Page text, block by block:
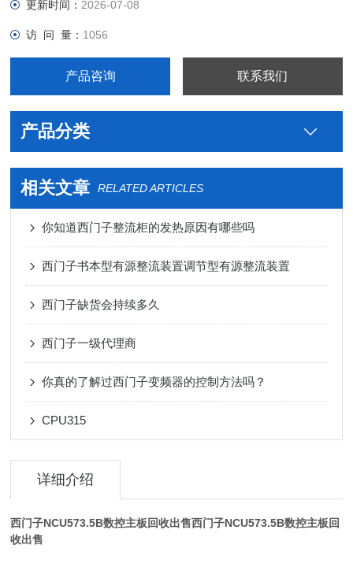
更新时间： 2026-07-08
访 问 量： 1056
产品咨询 联系我们
产品分类
相关文章 RELATED ARTICLES
你知道西门子整流柜的发热原因有哪些吗
西门子书本型有源整流装置调节型有源整流装置
西门子缺货会持续多久
西门子一级代理商
你真的了解过西门子变频器的控制方法吗？
CPU315
详细介绍
西门子NCU573.5B数控主板回收出售西门子NCU573.5B数控主板回
收出售